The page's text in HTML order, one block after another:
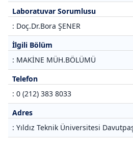
Laboratuvar Sorumlusu
: Doç.Dr.Bora ŞENER
İlgili Bölüm
: MAKİNE MÜH.BÖLÜMÜ
Telefon
: 0 (212) 383 8033
Adres
: Yıldız Teknik Üniversitesi